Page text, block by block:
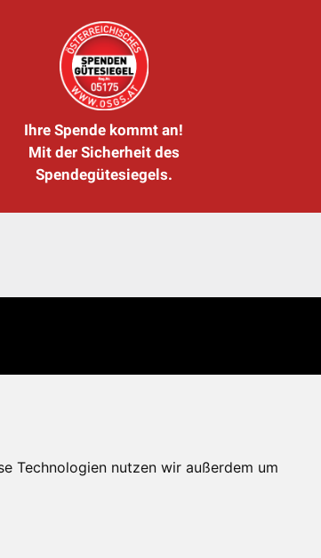
Technologien nutzen wir außerdem um
Ihre Spende kommt an!
Mit der Sicherheit des
Spendegütesiegels.